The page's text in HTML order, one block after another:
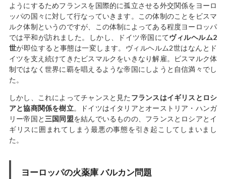
ようにするためフランスを国際的に孤立させる外交関係をヨーロ
ッパの国々に対して行なっていきます。この体制のことをビスマ
ルク体制というのですが、この体制によってある程度ヨーロッパ
では平和が訪れました。しかし、ドイツ帝国にてヴィルヘルム2
世が即位すると事態は一変します。ヴィルヘルム2世はなんとド
イツを支え続けてきたビスマルクをいきなり解雇。ビスマルク体
制ではなく世界に覇を唱えるような帝国にしようと自信満々でし
た。
しかし、これによってチャンスと見た フランスはイギリスとロシ
アと協商関係を樹立。ドイツはイタリアとオーストリア・ハンガ
リー帝国と 三国同盟を結んでいるものの、フランスとロシアとイ
ギリスに囲まれてしまう最悪の事態を引き起こしてしまいまし
た。
ヨーロッパの火薬庫 バルカン問題